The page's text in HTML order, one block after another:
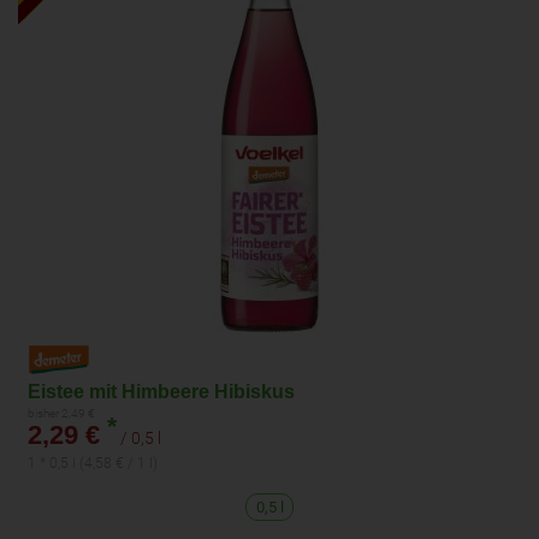
Eistee mit Himbeere Hibiskus
2,29 € * / 0,5 l
0,5 l